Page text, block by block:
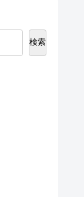
検索